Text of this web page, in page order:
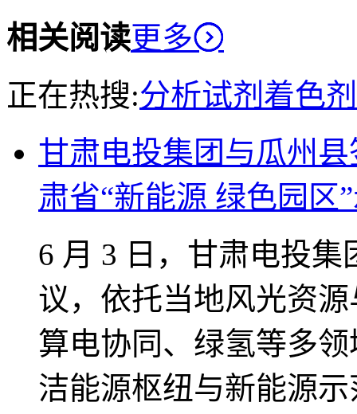
相关阅读更多
正在热搜:分析试剂 着色剂
甘肃电投集团与瓜州
肃省“新能源 绿色园区
6 月 3 日，甘肃电投
议，依托当地风光资
算电协同、绿氢等多
洁能源枢纽与新能源